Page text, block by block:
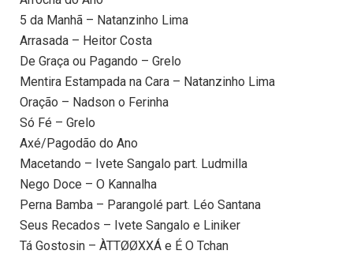
5 da Manhã – Natanzinho Lima
Arrasada – Heitor Costa
De Graça ou Pagando – Grelo
Mentira Estampada na Cara – Natanzinho Lima
Oração – Nadson o Ferinha
Só Fé – Grelo
Axé/Pagodão do Ano
Macetando – Ivete Sangalo part. Ludmilla
Nego Doce – O Kannalha
Perna Bamba – Parangolé part. Léo Santana
Seus Recados – Ivete Sangalo e Liniker
Tá Gostosin – ÀTTØØXXÁ e É O Tchan